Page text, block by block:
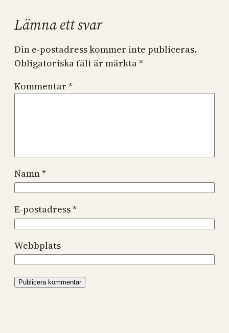
Lämna ett svar
Din e-postadress kommer inte publiceras.
Obligatoriska fält är märkta*
Kommentar *
Namn*
E-postadress*
Webbplats